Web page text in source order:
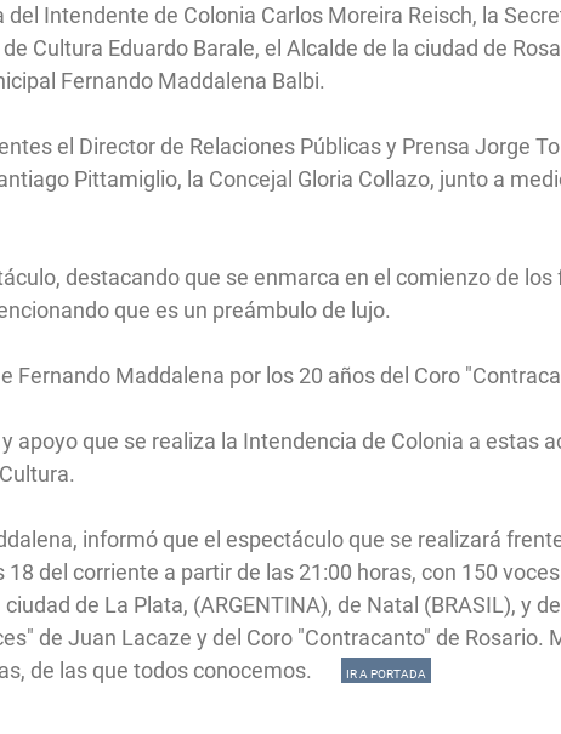
Intendente de Colonia Carlos Moreira Reisch, la
Cultura Eduardo Barale, el Alcalde de la ciudad de
Fernando Maddalena Balbi.
el Director de Relaciones Públicas y Prensa Jorge
Pittamiglio, la Concejal Gloria Collazo, junto a
destacando que se enmarca en el comienzo de los
que es un preámbulo de lujo.
Fernando Maddalena por los 20 años del Coro
apoyo que se realiza la Intendencia de Colonia a estas
informó que el espectáculo que se realizará
18 del corriente a partir de las 21:00 horas, con 150
de La Plata, (ARGENTINA), de Natal (BRASIL), y
de Juan Lacaze y del Coro "Contracanto" de Rosario.
de las que todos conocemos.
IR A PORTADA